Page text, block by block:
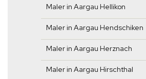
Maler in Aargau Hellikon
Maler in Aargau Hendschiken
Maler in Aargau Herznach
Maler in Aargau Hirschthal